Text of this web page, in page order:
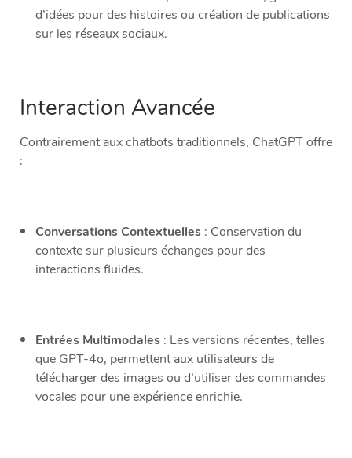
d’idées pour des histoires ou création de publications
sur les réseaux sociaux.
Interaction Avancée
Contrairement aux chatbots traditionnels, ChatGPT offre
:
Conversations Contextuelles : Conservation du
contexte sur plusieurs échanges pour des
interactions fluides.
Entrées Multimodales : Les versions récentes, telles
que GPT-4o, permettent aux utilisateurs de
télécharger des images ou d’utiliser des commandes
vocales pour une expérience enrichie.